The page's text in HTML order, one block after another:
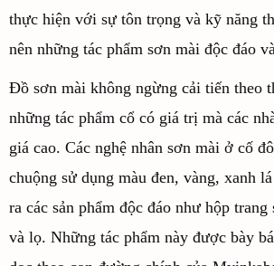
thực hiện với sự tôn trọng và kỹ năng
nên những tác phẩm sơn mài độc đáo
Đồ sơn mài không ngừng cải tiến theo
những tác phẩm cổ có giá trị mà các
giá cao. Các nghệ nhân sơn mài ở cố
chuộng sử dụng màu đen, vàng, xanh
ra các sản phẩm độc đáo như hộp
và lọ. Những tác phẩm này được bày